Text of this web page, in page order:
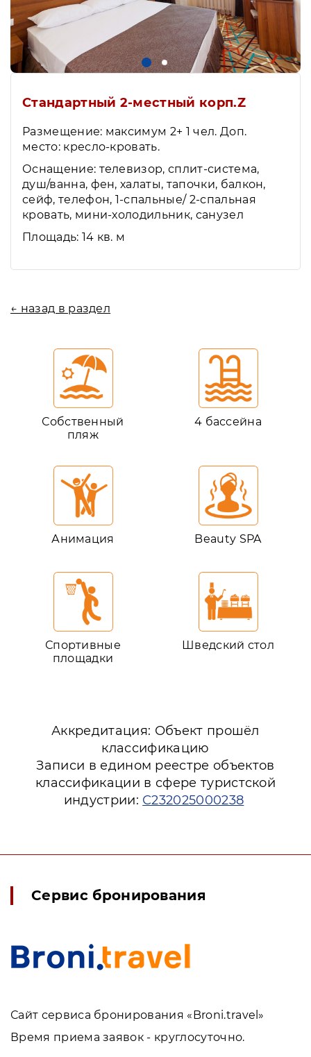
Стандартный 2-местный корп.Z
Размещение: максимум 2+ 1 чел. Доп.
место: кресло-кровать.
Оснащение: телевизор, сплит-система,
душ/ванна, фен, халаты, тапочки, балкон,
сейф, телефон, 1-спальные/ 2-спальная
кровать, мини-холодильник, санузел
Площадь: 14 кв. м
← назад в раздел
Собственный
пляж
4 бассейна
Анимация Beauty SPA
Спортивные
площадки
Шведский стол
Аккредитация: Объект прошёл
классификацию
Записи в едином реестре объектов
классификации в сфере туристской
индустрии: С232025000238
Сервис бронирования
Сайт сервиса бронирования «Broni.travel»
Время приема заявок - круглосуточно.